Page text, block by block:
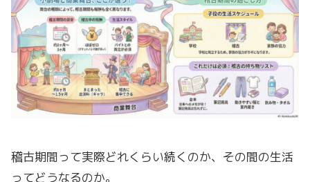
稽古期間って実際どれくらい続くのか、その間の生活
ってどうなるのか。